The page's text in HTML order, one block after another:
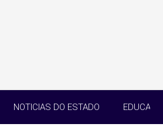
NOTICIAS DO ESTADO